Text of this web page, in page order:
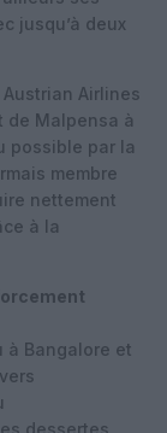
jusqu’à deux
Airlines
de Malpensa à
possible par la
membre
nettement
à la
à Bangalore et
dessertes